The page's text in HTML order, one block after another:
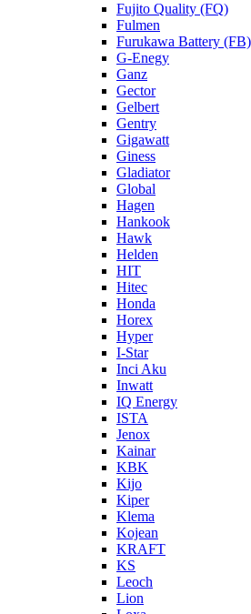
Fujito Quality (FQ)
Fulmen
Furukawa Battery (FB)
G-Enegy
Ganz
Gector
Gelbert
Gentry
Gigawatt
Giness
Gladiator
Global
Hagen
Hankook
Hawk
Helden
HIT
Hitec
Honda
Horex
Hyper
I-Star
Inci Aku
Inwatt
IQ Energy
ISTA
Jenox
Kainar
KBK
Kijo
Kiper
Klema
Kojean
KRAFT
KS
Leoch
Lion